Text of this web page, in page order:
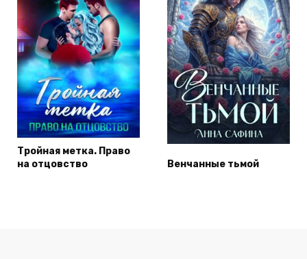
Тройная метка. Право
на отцовство
Венчанные тьмой